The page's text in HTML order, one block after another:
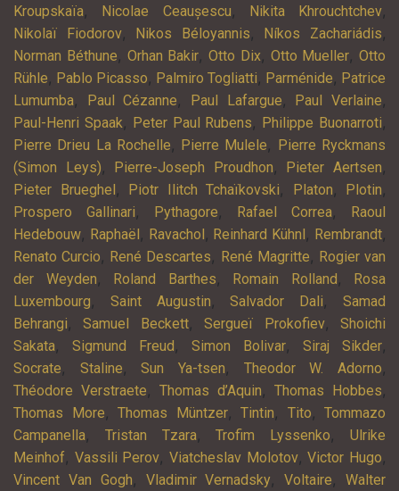
Kroupskaïa, Nicolae Ceaușescu, Nikita Khrouchtchev,
Nikolaï Fiodorov, Nikos Béloyannis, Níkos Zachariádis,
Norman Béthune, Orhan Bakir, Otto Dix, Otto Mueller, Otto
Rühle, Pablo Picasso, Palmiro Togliatti, Parménide, Patrice
Lumumba, Paul Cézanne, Paul Lafargue, Paul Verlaine,
Paul-Henri Spaak, Peter Paul Rubens, Philippe Buonarroti,
Pierre Drieu La Rochelle, Pierre Mulele,
Pierre Ryckmans
(Simon Leys), Pierre-Joseph Proudhon, Pieter Aertsen,
Pieter Brueghel , Piotr Ilitch Tchaïkovski, Platon, Plotin,
Prospero Gallinari, Pythagore, Rafael Correa,
Raoul
Hedebouw, Raphaël , Ravachol , Reinhard Kühnl , Rembrandt,
Renato Curcio, René Descartes, René Magritte, Rogier van
der Weyden, Roland Barthes, Romain Rolland ,
Rosa
Luxembourg, Saint Augustin,Salvador Dali,Samad
Behrangi,Samuel Beckett,Sergueï Prokofiev,Shoichi
Sakata, Sigmund Freud , Simon Bolivar, Siraj Sikder,
Socrate, Staline,Sun Ya-tsen, Theodor W. Adorno,
Théodore Verstraete, Thomas d’Aquin, Thomas Hobbes,
Thomas More, Thomas Müntzer, Tintin, Tito, Tommazo
Campanella, Tristan Tzara,Trofim Lyssenko,Ulrike
Meinhof, Vassili Perov,Viatcheslav Molotov,Victor Hugo,
Vincent Van Gogh, Vladimir Vernadsky,Voltaire,Walter